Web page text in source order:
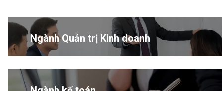
Ngành Quản trị Kinh doanh